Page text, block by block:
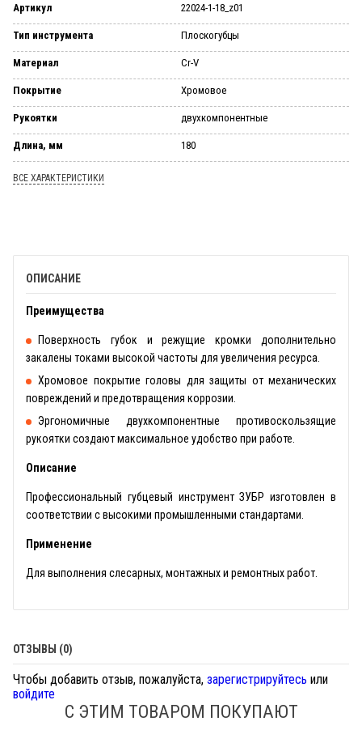
Артикул 22024-1-18_z01
Тип инструмента Плоскогубцы
Материал Cr-V
Покрытие Хромовое
Рукоятки двухкомпонентные
Длина, мм 180
ВСЕ ХАРАКТЕРИСТИКИ
ОПИСАНИЕ
Преимущества
Поверхность губок и режущие кромки дополнительно
закалены токами высокой частоты для увеличения ресурса.
Хромовое покрытие головы для защиты от механических
повреждений и предотвращения коррозии.
Эргономичные двухкомпонентные противоскользящие
рукоятки создают максимальное удобство при работе.
Описание
Профессиональный губцевый инструмент ЗУБР изготовлен в
соответствии с высокими промышленными стандартами.
Применение
Для выполнения слесарных, монтажных и ремонтных работ.
ОТЗЫВЫ (0)
Чтобы добавить отзыв, пожалуйста, зарегистрируйтесь или
войдите
С ЭТИМ ТОВАРОМ ПОКУПАЮТ